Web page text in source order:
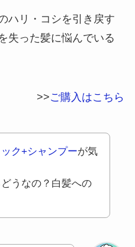
ハリ・コシを引き戻す
失った髪に悩んでいる
>>ご購入はこちら
ク+シャンプーが気
うなの？白髪への